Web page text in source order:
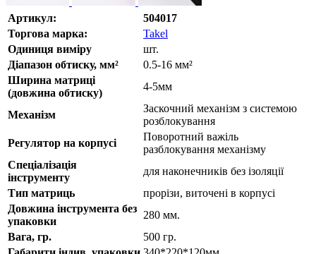
Артикул:
504017
Торгова марка:
Takel
Одиниця виміру
шт.
Діапазон обтиску, мм²
0.5-16 мм²
Ширина матриці
(довжина обтиску)
4-5мм
Механізм
Заскочний механізм з системою
розблокування
Регулятор на корпусі
Поворотний важіль
разблокування механізму
Спеціалізація
інструменту
для наконечників без ізоляції
Тип матриць
прорізи, виточені в корпусі
Довжина інструмента без
упаковки
280 мм.
Вага, гр.
500 гр.